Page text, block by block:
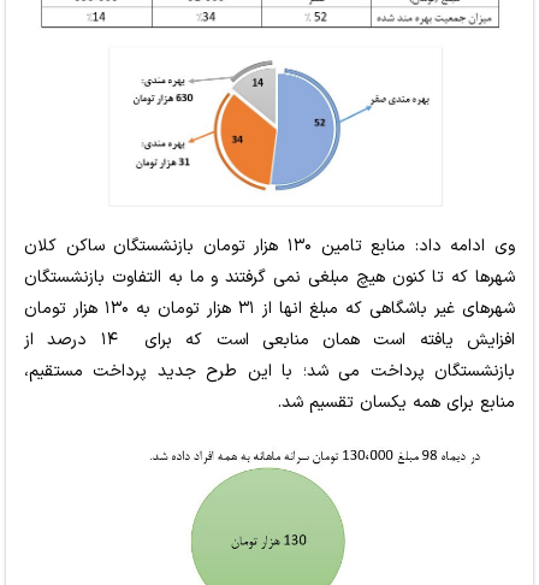
وی ادامه داد: منابع تامین ۱۳۰ هزار تومان بازنشستگان ساکن کلان
شهرها که تا کنون هیچ مبلغی نمی گرفتند و ما به التفاوت بازنشستگان
شهرهای غیر باشگاهی که مبلغ انها از ۳۱ هزار تومان به ۱۳۰ هزار تومان
افزایش یافته است همان منابعی است که برای ۱۴ درصد از
بازنشستگان پرداخت می شد؛ با این طرح جدید پرداخت مستقیم،
منابع برای همه یکسان تقسیم شد.